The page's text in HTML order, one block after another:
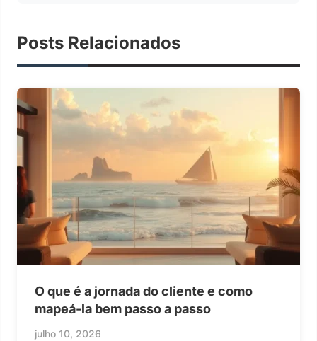
Posts Relacionados
O que é a jornada do cliente e como
mapeá-la bem passo a passo
julho 10, 2026